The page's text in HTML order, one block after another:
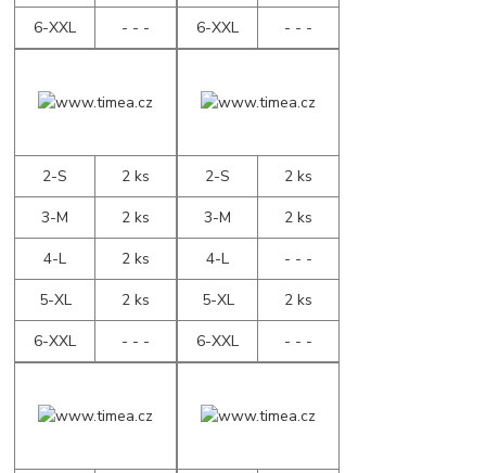
6-XXL
- - -
6-XXL
- - -
2-S
2 ks
3-M
2 ks
4-L
2 ks
5-XL
2 ks
6-XXL
- - -
2-S
2 ks
3-M
2 ks
4-L
- - -
5-XL
2 ks
6-XXL
- - -